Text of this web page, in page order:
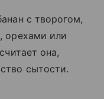
с творогом,
орехами или
она,
сытости.